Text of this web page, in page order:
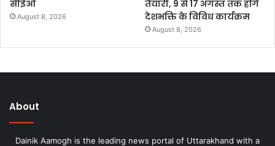
सीईओ
August 8, 2026
तैयारी, 9 से 17 अगस्त तक होंगे
देशभक्ति के विविध कार्यक्रम
August 8, 2026
About
Dainik Aamogh is the leading news portal of Uttarakhand with a